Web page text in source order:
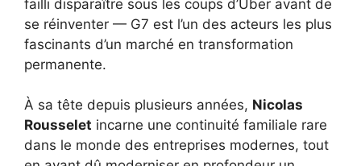
failli disparaître sous les coups d’Uber avant de
se réinventer — G7 est l’un des acteurs les plus
fascinants d’un marché en transformation
permanente.
À sa tête depuis plusieurs années, Nicolas
Rousselet incarne une continuité familiale rare
dans le monde des entreprises modernes, tout